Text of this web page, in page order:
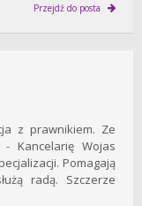
Przejdź do posta
z prawnikiem. Ze
Kancelarię Wojas
Pomagają
radą. Szczerze